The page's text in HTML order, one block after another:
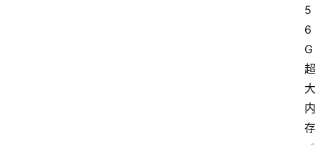
5
6
G
超
大
内
存